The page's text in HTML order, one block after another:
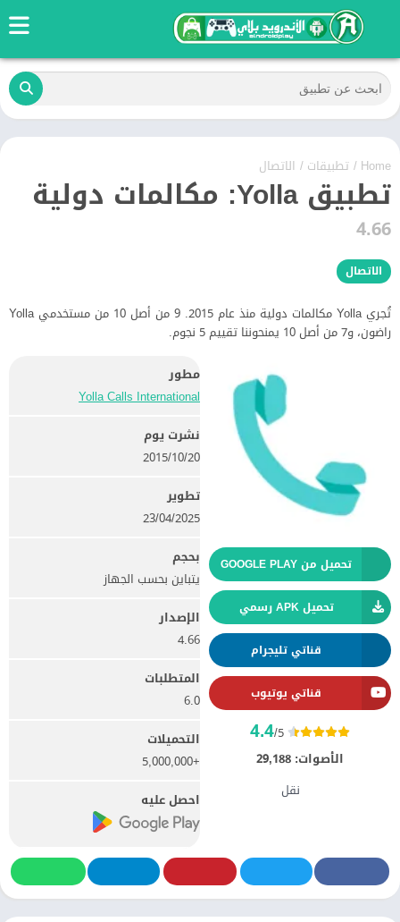
Home
/ تطبيقات / الاتصال
تطبيق Yolla: مكالمات دولية
4.66
الاتصال
تُجري Yolla مكالمات دولية منذ عام 2015. 9 من أصل 10 من مستخدمي Yolla
راضون، و7 من أصل 10 يمنحوننا تقييم 5 نجوم.
تحميل من GOOGLE PLAY
تحميل APK رسمي
قناتي تليجرام
قناتي يوتيوب
4.4/5
الأصوات: 29,188
نقل
مطور
Yolla Calls International‏
نشرت يوم
20‏/10‏/2015
تطوير
23/04/2025
بحجم
يتباين بحسب الجهاز
الإصدار
4.66
المتطلبات
6.0
التحميلات
+5,000,000
احصل عليه